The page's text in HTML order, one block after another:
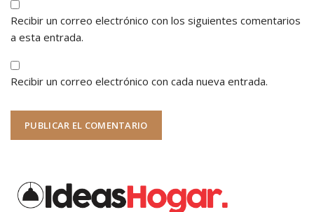
Recibir un correo electrónico con los siguientes comentarios
a esta entrada.
Recibir un correo electrónico con cada nueva entrada.